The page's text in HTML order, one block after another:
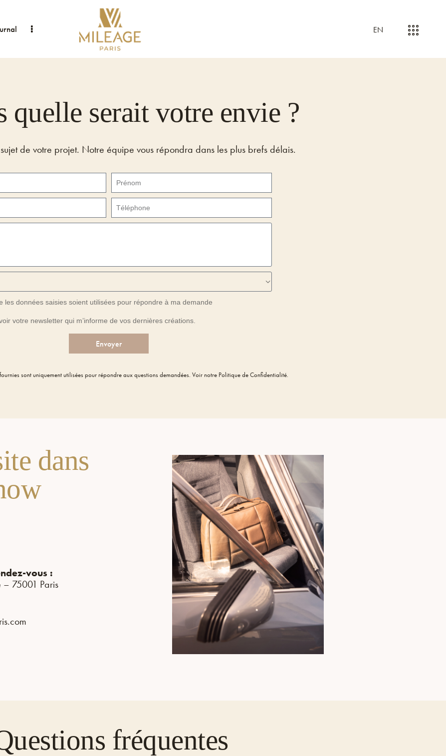
EN
quelle serait votre envie ?
de votre projet. Notre équipe vous répondra dans les plus brefs délais.
les données saisies soient utilisées pour répondre à ma demande
votre newsletter qui m’informe de vos dernières créations.
Envoyer
sont uniquement utilisées pour répondre aux questions demandées. Voir notre Politique de Confidentialité.
dans
vous :
– 75001 Paris
fréquentes